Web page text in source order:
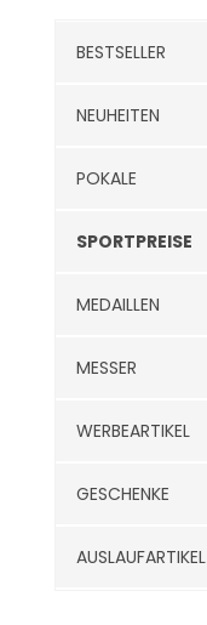
BESTSELLER
NEUHEITEN
POKALE
SPORTPREISE
MEDAILLEN
MESSER
WERBEARTIKEL
GESCHENKE
AUSLAUFARTIKEL